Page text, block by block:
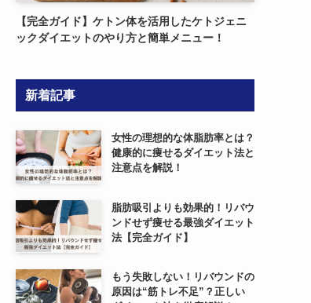
【完全ガイド】ケトン体を活用したケトジェニ
ックダイエットのやり方と簡単メニュー！
新着記事
女性の理想的な体脂肪率とは？
健康的に痩せるダイエット法と
注意点を解説！
脂肪吸引よりも効果的！リバウ
ンドせず痩せる最強ダイエット
法【完全ガイド】
もう失敗しない！リバウンドの
原因は“筋トレ不足”？正しい